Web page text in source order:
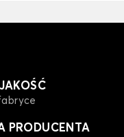
PRODUCENTA